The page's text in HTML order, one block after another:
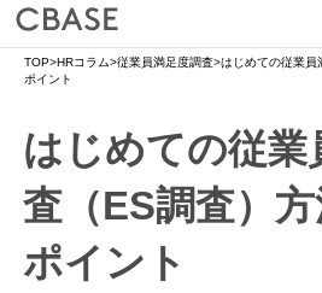
サービス
活用シーン
導入事例
セミナー情報
TOP>HRコラム>従業員満足度調査>はじめての従業員
ポイント
はじめての従業
査（ES調査）
ポイント